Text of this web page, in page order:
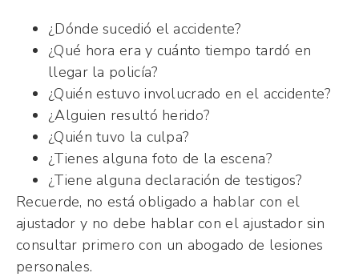
¿Dónde sucedió el accidente?
¿Qué hora era y cuánto tiempo tardó en
llegar la policía?
¿Quién estuvo involucrado en el accidente?
¿Alguien resultó herido?
¿Quién tuvo la culpa?
¿Tienes alguna foto de la escena?
¿Tiene alguna declaración de testigos?
Recuerde, no está obligado a hablar con el
ajustador y no debe hablar con el ajustador sin
consultar primero con un abogado de lesiones
personales.